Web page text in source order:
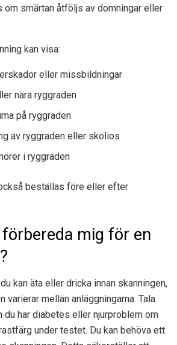
om smärtan åtföljs av domningar eller
kan visa:
eller missbildningar
nära ryggraden
på ryggraden
av ryggraden eller skolios
i ryggraden
beställas före eller efter
mig för en
kan äta eller dricka innan skanningen,
mellan anläggningarna. Tala
du har diabetes eller njurproblem om
under testet. Du kan behöva ett